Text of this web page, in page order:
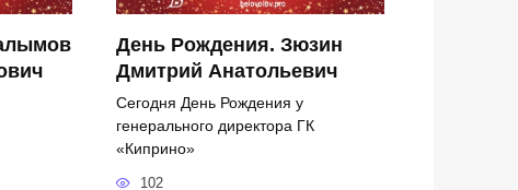
День Рождения. Зюзин
Дмитрий Анатольевич
Сегодня День Рождения у
генерального директора ГК
«Киприно»
102